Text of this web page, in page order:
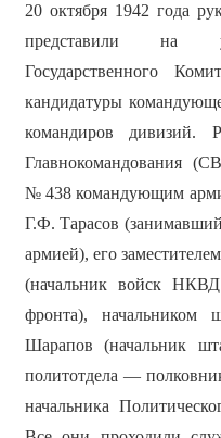
20 октября 1942 года
представили на
Государственного
кандидатуры
командиров дивизий.
Главнокомандования
№ 438 командующим
Г.Ф. Тарасов
армией), его
(начальник войск
фронта),
Шарапов (начальник
политотдела —
начальника